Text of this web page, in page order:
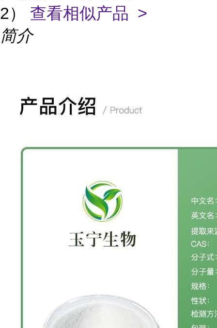
2） 查看相似产品 >
简介